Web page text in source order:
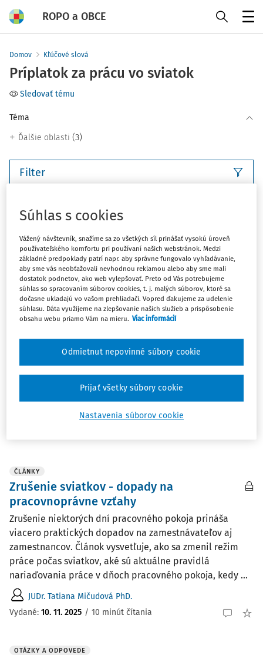
ROPO a OBCE
Domov Kľúčové slová
Príplatok za prácu vo sviatok
Sledovať tému
Téma
Ďalšie oblasti (3)
Filter
Počet vyhľadaných dokumentov:
Najnovšie
Najstaršie
OTÁZKY A ODPOVEDE
Príplatok za prácu vo sviatok - pracovný
pomer v zmysle § 52 Zákonníka práce
(domácka práca)
Ako je to s príplatkom za prácu vo sviatok, ak má
zamestnanec trvalý pracovný pomer podľa § 52
Zákonníka práce - domácka práca. Pracovný čas si
zamestnanec rozvrhuje sám v rámci celého týždňa.
Presne 8. máj 2026 je pracovný deň a sviatok - patrí ...
Ing. JUDr. Ladislav Hrtánek PhD.
ČLÁNKY
Zrušenie sviatkov - dopady na
pracovnoprávne vzťahy
Zrušenie niektorých dní pracovného pokoja prináša
viacero praktických dopadov na zamestnávateľov aj
zamestnancov. Článok vysvetľuje, ako sa zmenil režim
práce počas sviatkov, aké sú aktuálne pravidlá
nariaďovania práce v dňoch pracovného pokoja, kedy ...
JUDr. Tatiana Mičudová PhD.
Vydané: 10. 11. 2025 / 10 minút čítania
OTÁZKY A ODPOVEDE
Súhlas s cookies
Vážený návštevník, snažíme sa zo všetkých síl prinášať vysokú úroveň
používateľského komfortu pri používaní našich webstránok. Medzi
základné predpoklady patrí napr. aby správne fungovalo vyhľadávanie,
aby sme vás neobťažovali nevhodnou reklamou alebo aby sme mali
dostatok podnetov, ako web vylepšovať. Preto od Vás potrebujeme
súhlas so spracovaním súborov cookies, t. j. malých súborov, ktoré sa
dočasne ukladajú vo vašom prehliadači. Vopred ďakujeme za udelenie
súhlasu. Dáta využijeme na zlepšovanie našich služieb a prispôsobenie
obsahu webu priamo Vám na mieru. Viac informácií
Nastavenia súborov cookie
Odmietnut nepovinné súbory cookie
Prijať všetky súbory cookie